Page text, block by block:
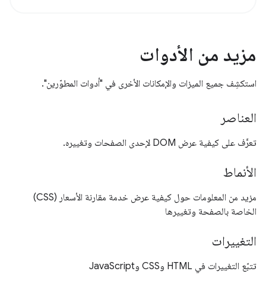
مزيد من الأدوات
استكشِف جميع الميزات والإمكانات الأخرى في "أدوات المطوّرين".
العناصر
تعرَّف على كيفية عرض DOM لإحدى الصفحات وتغييره.
الأنماط
مزيد من المعلومات حول كيفية عرض خدمة مقارنة الأسعار (CSS)
الخاصة بالصفحة وتغييرها
التغييرات
تتبّع التغييرات في HTML وCSS وJavaScript